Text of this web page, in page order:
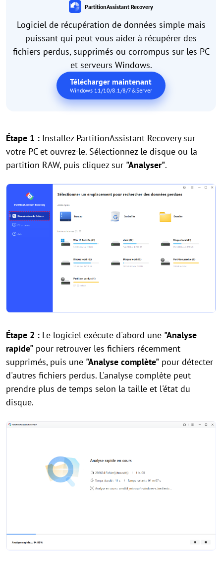
PartitionAssistant Recovery
Logiciel de récupération de données simple mais
puissant qui peut vous aider à récupérer des
fichiers perdus, supprimés ou corrompus sur les PC
et serveurs Windows.
Télécharger maintenant
Windows 11/10/8.1/8/7&Server
Étape 1 : Installez PartitionAssistant Recovery sur
votre PC et ouvrez-le. Sélectionnez le disque ou la
partition RAW, puis cliquez sur "Analyser".
Étape 2 : Le logiciel exécute d'abord une "Analyse
rapide" pour retrouver les fichiers récemment
supprimés, puis une "Analyse complète" pour détecter
d'autres fichiers perdus. L'analyse complète peut
prendre plus de temps selon la taille et l'état du
disque.